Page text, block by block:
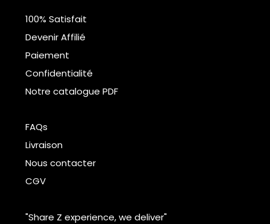
100% Satisfait
Devenir Affilié
Paiement
Confidentialité
Notre catalogue PDF
FAQs
Livraison
Nous contacter
CGV
"Share Z experience, we deliver"